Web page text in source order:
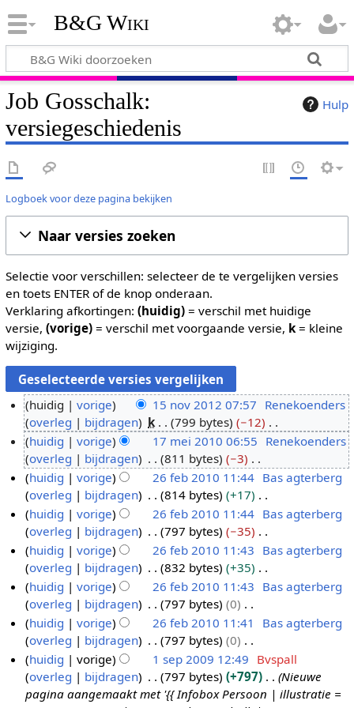
B&G Wiki
Hulp
Job Gosschalk:
versiegeschiedenis
Logboek voor deze pagina bekijken
Naar versies zoeken
Selectie voor verschillen: selecteer de te vergelijken versies
en toets ENTER of de knop onderaan.
Verklaring afkortingen: (huidig)= verschil met huidige
versie, (vorige)= verschil met voorgaande versie, k= kleine
wijziging.
5
o
2
1
huidig vorige 15 nov 2012 07:57 Renekoenders
overleg
bijdragen k 799 bytes
−12
G
e
e
n
b
e
w
e
r
k
i
n
g
s
s
a
7
e
2
1
huidig vorige 17 mei 2010 06:55 Renekoenders
overleg
bijdragen 811 bytes
−3
G
e
e
n
b
e
w
e
r
k
i
n
g
s
6
e
2
1
huidig vorige 26 feb 2010 11:44 Bas agterberg
overleg
bijdragen 814 bytes
+17
G
e
e
n
b
e
w
e
r
k
i
n
huidig vorige 26 feb 2010 11:44 Bas agterberg
overleg
bijdragen 797 bytes
−35
G
e
e
n
b
e
w
e
r
k
huidig vorige 26 feb 2010 11:43 Bas agterberg
overleg
bijdragen 832 bytes
+35
G
e
e
n
b
e
w
huidig vorige 26 feb 2010 11:43 Bas agterberg
overleg
bijdragen 797 bytes
0
G
e
e
n
b
huidig vorige 26 feb 2010 11:41
Bas agterberg
overleg
bijdragen 797 bytes
0
G
e
e
huidig vorige 1 sep 2009 12:49 Bvspall
overleg
bijdragen 797 bytes +797
Nieuwe
pagina aangemaakt met '{{ Infobox Persoon | illustratie =